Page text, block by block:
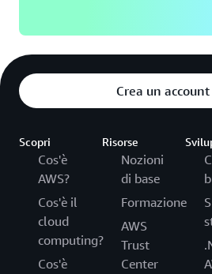
Crea un account
Scopri
Cos'è
AWS?
Cos'è il
cloud
computing?
Cos'è
Risorse
Nozioni
di base
Formazione
AWS
Trust
Center